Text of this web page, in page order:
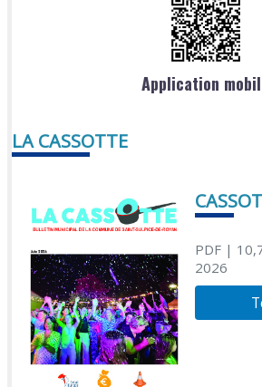
Application
LA CASSOTTE
PDF|
2026